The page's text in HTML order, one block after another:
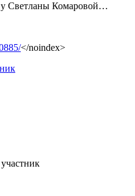
у Светланы Комаровой…
</noindex>